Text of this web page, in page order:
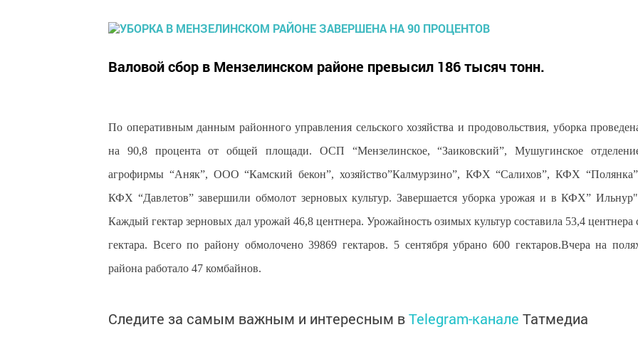
Валовой сбор в Мензелинском районе превысил 186 тысяч тонн.
По оперативным данным районного управления сельского хозяйства и продовольствия, уборка
на 90,8 процента от общей площади. ОСП “Мензелинское, “Заиковский”, Мушугинское
агрофирмы “Аняк”, ООО “Камский бекон”, хозяйство”Калмурзино”, КФХ “Салихов”, КФХ
КФХ “Давлетов” завершили обмолот зерновых культур. Завершается уборка урожая и в КФХ”
Каждый гектар зерновых дал урожай 46,8 центнера. Урожайность озимых культур составила 53,4 центнера
гектара. Всего по району обмолочено 39869 гектаров. 5 сентября убрано 600 гектаров.Вчера на
района работало 47 комбайнов.
Следите за самым важным и интересным вTelegram-канале Татмедиа